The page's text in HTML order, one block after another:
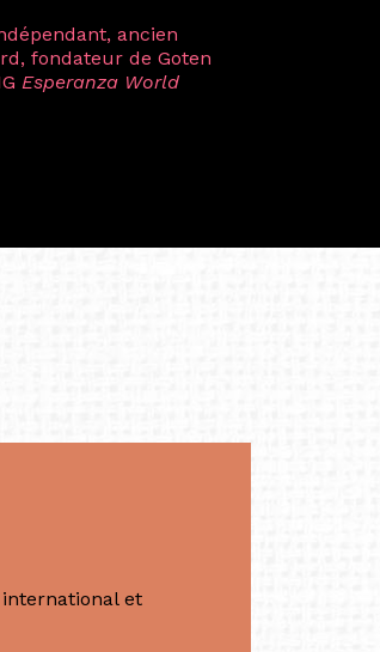
celle avec ma
dont la générosité et
conduite de
Aujourd’hui encore,
et inspirante
de créer et de tendre